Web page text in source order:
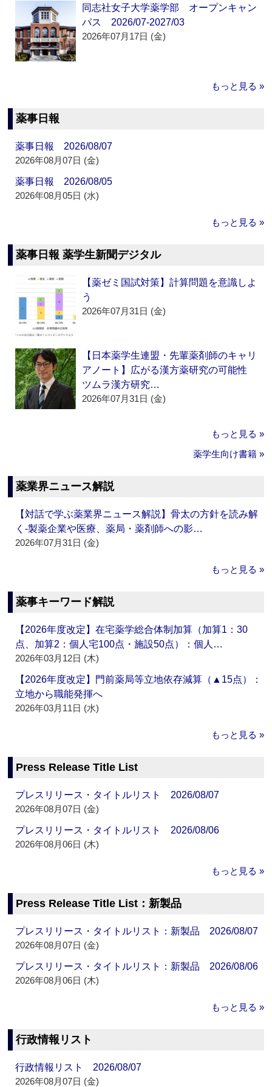
同志社女子大学薬学部 オープンキャン
パス 2026/07-2027/03
2026年07月17日 (金)
もっと見る »
薬事日報
薬事日報 2026/08/07
2026年08月07日 (金)
薬事日報 2026/08/05
2026年08月05日 (水)
もっと見る »
薬事日報 薬学生新聞デジタル
【薬ゼミ国試対策】計算問題を意識しよ
う
2026年07月31日 (金)
【日本薬学生連盟・先輩薬剤師のキャリ
アノート】広がる漢方薬研究の可能性
ツムラ漢方研究…
2026年07月31日 (金)
もっと見る »
薬学生向け書籍 »
薬業界ニュース解説
【対話で学ぶ薬業界ニュース解説】骨太の方針を読み解
く‐製薬企業や医療、薬局・薬剤師への影…
2026年07月31日 (金)
もっと見る »
薬事キーワード解説
【2026年度改定】在宅薬学総合体制加算（加算1：30
点、加算2：個人宅100点・施設50点）：個人…
2026年03月12日 (木)
【2026年度改定】門前薬局等立地依存減算（▲15点）：
立地から職能発揮へ
2026年03月11日 (水)
もっと見る »
Press Release Title List
プレスリリース・タイトルリスト 2026/08/07
2026年08月07日 (金)
プレスリリース・タイトルリスト 2026/08/06
2026年08月06日 (木)
もっと見る »
Press Release Title List：新製品
プレスリリース・タイトルリスト：新製品 2026/08/07
2026年08月07日 (金)
プレスリリース・タイトルリスト：新製品 2026/08/06
2026年08月06日 (木)
もっと見る »
行政情報リスト
行政情報リスト 2026/08/07
2026年08月07日 (金)